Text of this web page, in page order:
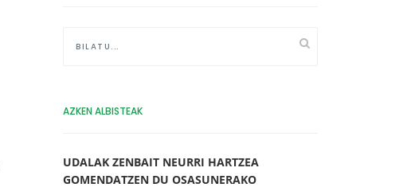
AZKEN ALBISTEAK
UDALAK ZENBAIT NEURRI HARTZEA
GOMENDATZEN DU OSASUNERAKO